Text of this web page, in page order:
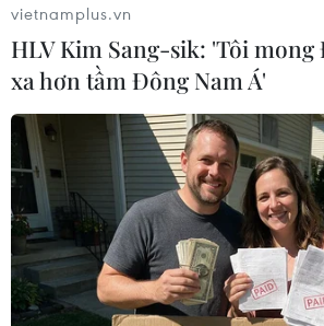
Philippines: Trung Quốc
nhân tạo ở Biển Đông
25/07/2017 13:55
vietnamplus.vn
HLV Kim Sang-sik: 'Tôi mong
xa hơn tầm Đông Nam Á'